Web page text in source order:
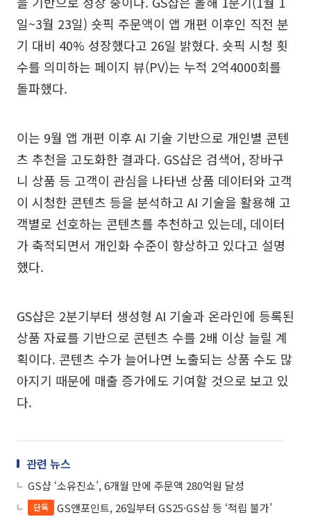
일~3월 23일) 숏픽 주문액이 앱 개편 이후인 직전 분
기 대비 40% 성장했다고 26일 밝혔다. 숏픽 시청 횟
수를 의미하는 페이지 뷰(PV)는 누적 2억4000회를
돌파했다.
이는 9월 앱 개편 이후 AI 기술 기반으로 개인별 콘텐
츠 추천을 고도화한 결과다. GS샵은 검색어, 장바구
니 상품 등 고객이 관심을 나타낸 상품 데이터와 고객
이 시청한 콘텐츠 등을 분석하고 AI 기술을 활용해 고
객별로 선호하는 콘텐츠를 추천하고 있는데, 데이터
가 축적되면서 개인화 수준이 향상하고 있다고 설명
했다.
GS샵은 2분기부터 생성형 AI 기술과 온라인에 등록된
상품 자료를 기반으로 콘텐츠 수를 2배 이상 늘릴 계
획이다. 콘텐츠 수가 늘어나면 노출되는 상품 수도 많
아지기 때문에 매출 증가에도 기여할 것으로 보고 있
다.
관련 뉴스
GS샵 ‘소유진쇼’, 6개월 만에 주문액 280억원 달성
단독
GS앤포인트, 26일부터 GS25·GS샵 등 ‘적립 불가’